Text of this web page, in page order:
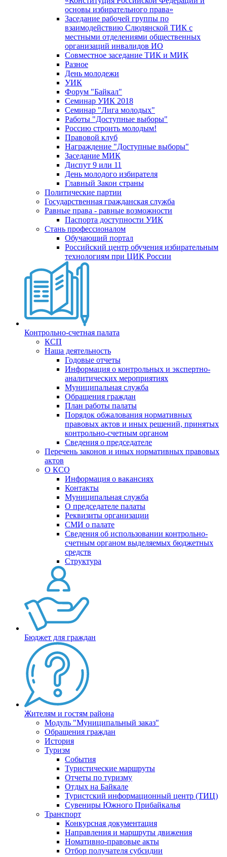
основы избирательного права»
Заседание рабочей группы по
взаимодействию Слюдянской ТИК с
местными отделениями общественных
организаций инвалидов ИО
Совместное заседание ТИК и МИК
Разное
День молодежи
УИК
Форум "Байкал"
Семинар УИК 2018
Семинар "Лига молодых"
Работы "Доступные выборы"
Россию строить молодым!
Правовой клуб
Награждение "Доступные выборы"
Заседание МИК
Диспут 9 или 11
День молодого избирателя
Главный Закон страны
Политические партии
Государственная гражданская служба
Равные права - равные возможности
Паспорта доступности УИК
Стань профессионалом
Обучающий портал
Российский центр обучения избирательным
технологиям при ЦИК России
Контрольно-счетная палата
КСП
Наша деятельность
Годовые отчеты
Информация о контрольных и экспертно-
аналитических мероприятиях
Муниципальная служба
Обращения граждан
План работы палаты
Порядок обжалования нормативных
правовых актов и иных решений, принятых
контрольно-счетным органом
Сведения о председателе
Перечень законов и иных нормативных правовых
актов
О КСО
Информация о вакансиях
Контакты
Муниципальная служба
О председателе палаты
Реквизиты организации
СМИ о палате
Сведения об использовании контрольно-
счетным органом выделяемых бюджетных
средств
Структура
Бюджет для граждан
Жителям и гостям района
Модуль "Муниципальный заказ"
Обращения граждан
История
Туризм
События
Туристические маршруты
Отчеты по туризму
Отдых на Байкале
Туристский информационный центр (ТИЦ)
Сувениры Южного Прибайкалья
Транспорт
Конкурсная документация
Направления и маршруты движения
Номативно-правовые акты
Отбор получателя субсидии